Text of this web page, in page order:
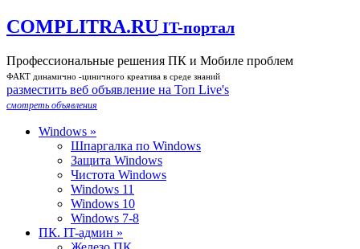
COMPLITRA.RU IT-портал
Профессиональные решения ПК и Мобиле проблем
ФАКТ динамично -циничного креатива в среде знаний
разместить веб объявление на Toп Live's
смотреть объявления
Windows »
Шпаргалка по Windows
Защита Windows
Чистота Windows
Windows 11
Windows 10
Windows 7-8
ПК. IT-админ »